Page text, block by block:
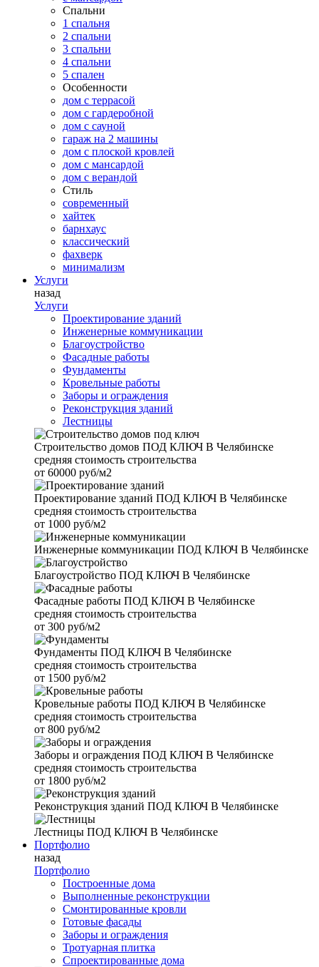
Спальни
1 спальня
2 спальни
3 спальни
4 спальни
5 спален
Особенности
дом с террасой
дом с гардеробной
дом с сауной
гараж на 2 машины
дом с плоской кровлей
дом с мансардой
дом с верандой
Стиль
современный
хайтек
барнхаус
классический
фахверк
минимализм
Услуги
назад
Услуги
Проектирование зданий
Инженерные коммуникации
Благоустройство
Фасадные работы
Фундаменты
Кровельные работы
Заборы и ограждения
Реконструкция зданий
Лестницы
Строительство домов ПОД КЛЮЧ В Челябинске
средняя стоимость строительства
от 60000 руб/м2
Проектирование зданий ПОД КЛЮЧ В Челябинске
средняя стоимость строительства
от 1000 руб/м2
Инженерные коммуникации ПОД КЛЮЧ В Челябинске
Благоустройство ПОД КЛЮЧ В Челябинске
Фасадные работы ПОД КЛЮЧ В Челябинске
средняя стоимость строительства
от 300 руб/м2
Фундаменты ПОД КЛЮЧ В Челябинске
средняя стоимость строительства
от 1500 руб/м2
Кровельные работы ПОД КЛЮЧ В Челябинске
средняя стоимость строительства
от 800 руб/м2
Заборы и ограждения ПОД КЛЮЧ В Челябинске
средняя стоимость строительства
от 1800 руб/м2
Реконструкция зданий ПОД КЛЮЧ В Челябинске
Лестницы ПОД КЛЮЧ В Челябинске
Портфолио
назад
Портфолио
Построенные дома
Выполненные реконструкции
Смонтированные кровли
Готовые фасады
Заборы и ограждения
Тротуарная плитка
Спроектированные дома